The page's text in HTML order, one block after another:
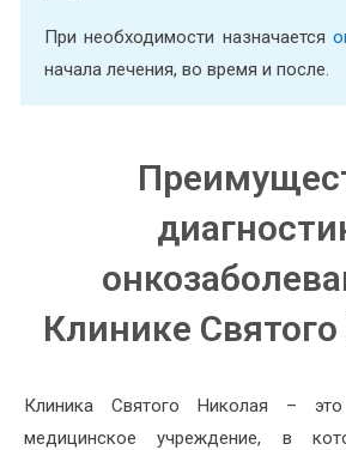
При необходимости назначается
начала лечения, во время и после.
Клинике
Клиника Святого Николая – это
медицинское учреждение, в